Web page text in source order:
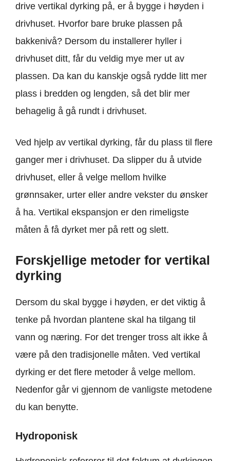
drive vertikal dyrking på, er å bygge i høyden i
drivhuset. Hvorfor bare bruke plassen på
bakkenivå? Dersom du installerer hyller i
drivhuset ditt, får du veldig mye mer ut av
plassen. Da kan du kanskje også rydde litt mer
plass i bredden og lengden, så det blir mer
behagelig å gå rundt i drivhuset.
Ved hjelp av vertikal dyrking, får du plass til flere
ganger mer i drivhuset. Da slipper du å utvide
drivhuset, eller å velge mellom hvilke
grønnsaker, urter eller andre vekster du ønsker
å ha. Vertikal ekspansjon er den rimeligste
måten å få dyrket mer på rett og slett.
Forskjellige metoder for vertikal
dyrking
Dersom du skal bygge i høyden, er det viktig å
tenke på hvordan plantene skal ha tilgang til
vann og næring. For det trenger tross alt ikke å
være på den tradisjonelle måten. Ved vertikal
dyrking er det flere metoder å velge mellom.
Nedenfor går vi gjennom de vanligste metodene
du kan benytte.
Hydroponisk